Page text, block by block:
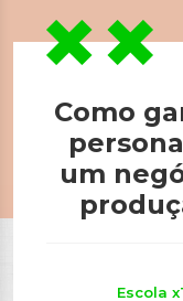
Como
um
Escola